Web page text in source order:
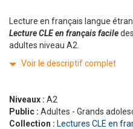
Lecture en français langue
Lecture CLE en français facile
adultes niveau A2.
Voir le descriptif complet
Niveaux : A2
Public : Adultes - Grands
Collection : Lectures CLE en